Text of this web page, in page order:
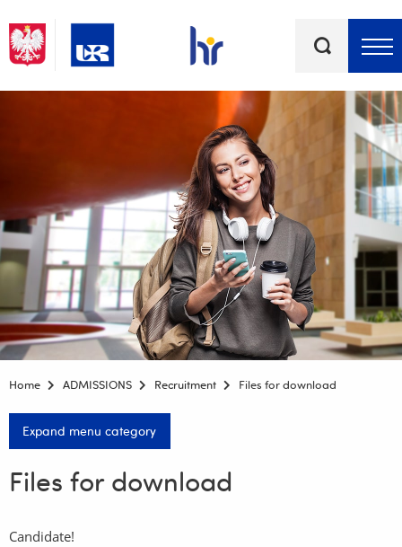
Home ADMISSIONS Recruitment Files for download
Expand menu category
Files for download
Candidate!